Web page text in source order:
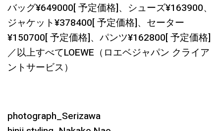
バッグ¥649000[ 予定価格]、シューズ¥163900、
ジャケット¥378400[ 予定価格]、セーター
¥150700[ 予定価格]、パンツ¥162800[ 予定価格]
／以上すべてLOEWE（ロエベジャパン クライア
ントサービス）
photograph_Serizawa